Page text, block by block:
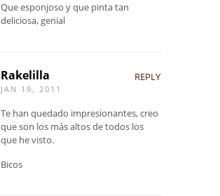
Que esponjoso y que pinta tan
deliciosa, genial
Rakelilla
JAN 19, 2011
REPLY
Te han quedado impresionantes, creo
que son los más altos de todos los
que he visto.
Bicos